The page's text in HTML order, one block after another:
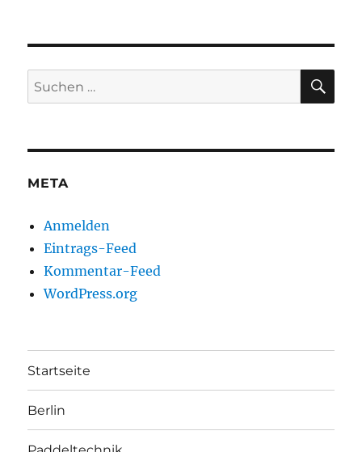
Suchen
nach:
META
Anmelden
Eintrags-Feed
Kommentar-Feed
WordPress.org
Startseite
Berlin